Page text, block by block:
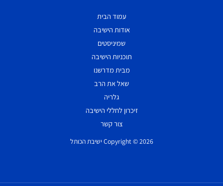
עמוד הבית
אודות הישיבה
שמיניסטים
תוכניות הישיבה
מבית מדרשנו
שאל את הרב
גלריה
זיכרון לחללי הישיבה
צור קשר
Copyright © 2026 ישיבת הכותל